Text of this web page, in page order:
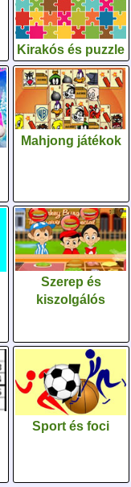
Kirakós és puzzle
Mahjong játékok
Szerep és
kiszolgálós
Sport és foci